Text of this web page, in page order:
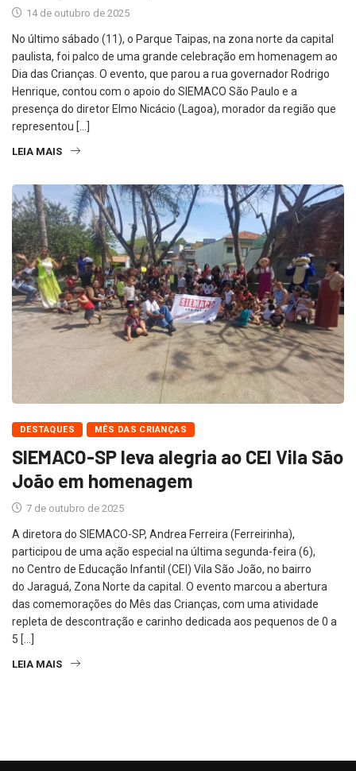
14 de outubro de 2025
No último sábado (11), o Parque Taipas, na zona norte da capital
paulista, foi palco de uma grande celebração em homenagem ao
Dia das Crianças. O evento, que parou a rua governador Rodrigo
Henrique, contou com o apoio do SIEMACO São Paulo e a
presença do diretor Elmo Nicácio (Lagoa), morador da região que
representou […]
LEIA MAIS
DESTAQUES MÊS DAS CRIANÇAS
SIEMACO-SP leva alegria ao CEI Vila São
João em homenagem
7 de outubro de 2025
A diretora do SIEMACO-SP, Andrea Ferreira (Ferreirinha),
participou de uma ação especial na última segunda-feira (6),
no Centro de Educação Infantil (CEI) Vila São João, no bairro
do Jaraguá, Zona Norte da capital. O evento marcou a abertura
das comemorações do Mês das Crianças, com uma atividade
repleta de descontração e carinho dedicada aos pequenos de 0 a
5 […]
LEIA MAIS